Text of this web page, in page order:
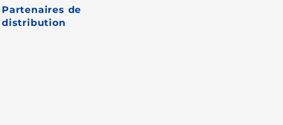
Partenaires de
distribution